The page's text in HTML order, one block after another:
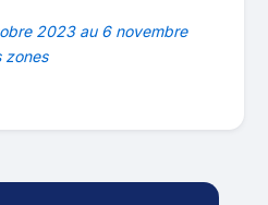
2023 au 6 novembre
zones